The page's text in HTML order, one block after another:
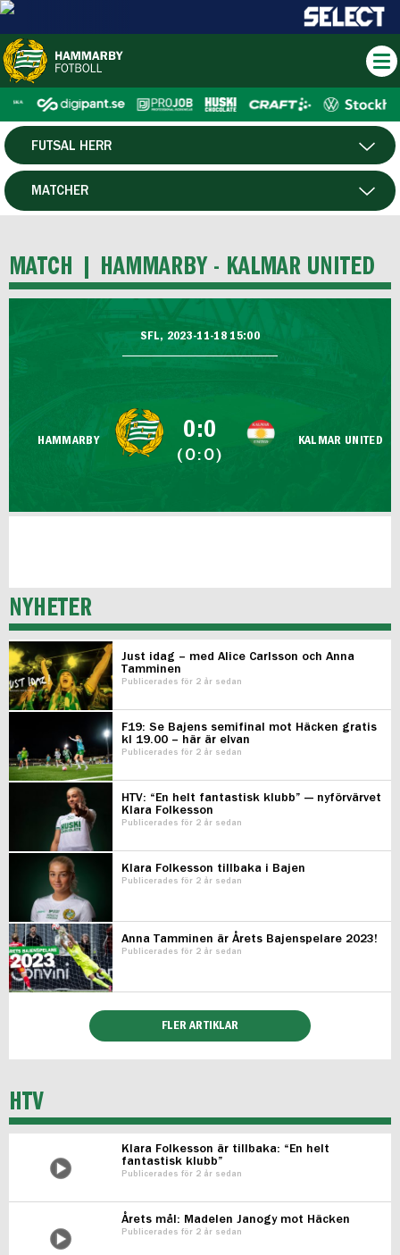
HERR
HTFF
FUTSAL HERR
MATCHER
MATCH | HAMMARBY - KALMAR UNITED
SFL, 2023-11-18 15:00
HAMMARBY 0:0
(0:0)
KALMAR UNITED
NYHETER
Just idag – med Alice Carlsson och Anna
Tamminen
Publicerades för 2 år sedan
F19: Se Bajens semifinal mot Häcken gratis
kl 19.00 – här är elvan
Publicerades för 2 år sedan
HTV: “En helt fantastisk klubb” — nyförvärvet
Klara Folkesson
Publicerades för 2 år sedan
Klara Folkesson tillbaka i Bajen
Publicerades för 2 år sedan
Anna Tamminen är Årets Bajenspelare 2023!
Publicerades för 2 år sedan
FLER ARTIKLAR
HTV
Klara Folkesson är tillbaka: “En helt
fantastisk klubb”
Publicerades för 2 år sedan
Årets mål: Madelen Janogy mot Häcken
Publicerades för 2 år sedan